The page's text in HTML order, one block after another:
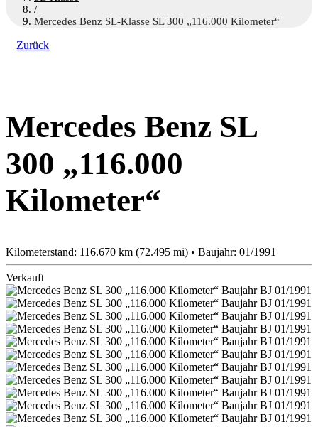
/
Mercedes Benz SL-Klasse SL 300 „116.000 Kilometer“
Zurück
Mercedes Benz SL
300 „116.000
Kilometer“
Kilometerstand: 116.670 km (72.495 mi) • Baujahr: 01/1991
Verkauft